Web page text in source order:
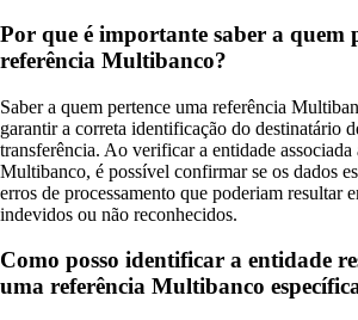
Por que é importante saber a quem
referência Multibanco?
Saber a quem pertence uma referência
garantir a correta identificação do destinatário
transferência. Ao verificar a entidade associada
Multibanco, é possível confirmar se os dados
erros de processamento que poderiam resultar
indevidos ou não reconhecidos.
Como posso identificar a entidade
uma referência Multibanco